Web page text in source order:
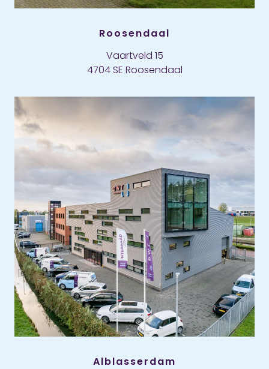
Roosendaal
Vaartveld 15
4704 SE Roosendaal
Alblasserdam